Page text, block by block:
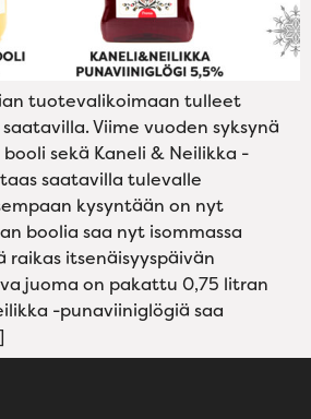
tuotevalikoimaan tulleet
Viime vuoden syksynä
sekä Kaneli & Neilikka -
saatavilla tulevalle
kysyntään on nyt
boolia saa nyt isommassa
raikas itsenäisyyspäivän
juoma on pakattu 0,75 litran
-punaviiniglögiä saa